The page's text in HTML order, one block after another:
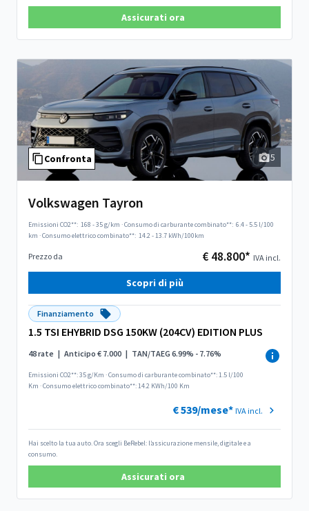
Assicurati ora
Confronta 5
Volkswagen Tayron
Emissioni CO2**: 168 - 35 g/km ·Consumo di carburante combinato**: 6.4 - 5.5 l/100
km ·Consumo elettrico combinato**: 14.2 - 13.7 kWh/100km
Prezzo da € 48.800* IVA incl.
Scopri di più
Finanziamento
1.5 TSI EHYBRID DSG 150KW (204CV) EDITION PLUS
48 rate | Anticipo € 7.000 | TAN/TAEG 6.99% - 7.76%
Emissioni CO2**: 35 g/Km ·Consumo di carburante combinato**: 1.5 l/100
Km ·Consumo elettrico combinato**: 14.2 KWh/100 Km
€ 539/mese* IVA incl.
Hai scelto la tua auto. Ora scegli BeRebel: l’assicurazione mensile, digitale e a
consumo.
Assicurati ora